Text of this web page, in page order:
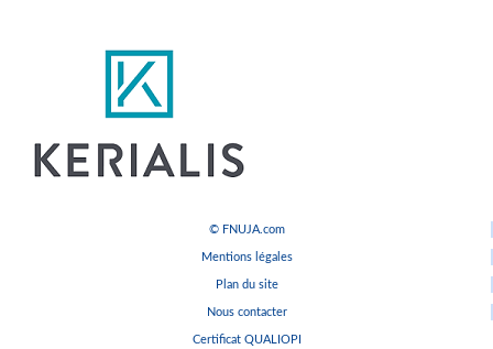
© FNUJA.com
Mentions légales
Plan du site
Nous contacter
Certificat QUALIOPI